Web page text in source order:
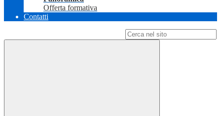
Offerta formativa
Contatti